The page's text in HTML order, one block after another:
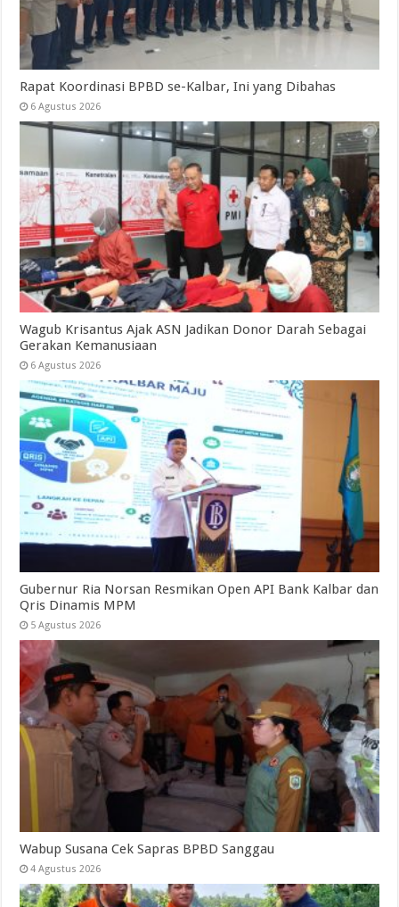
Rapat Koordinasi BPBD se-Kalbar, Ini yang Dibahas
6 Agustus 2026
Wagub Krisantus Ajak ASN Jadikan Donor Darah Sebagai
Gerakan Kemanusiaan
6 Agustus 2026
Gubernur Ria Norsan Resmikan Open API Bank Kalbar dan
Qris Dinamis MPM
5 Agustus 2026
Wabup Susana Cek Sapras BPBD Sanggau
4 Agustus 2026